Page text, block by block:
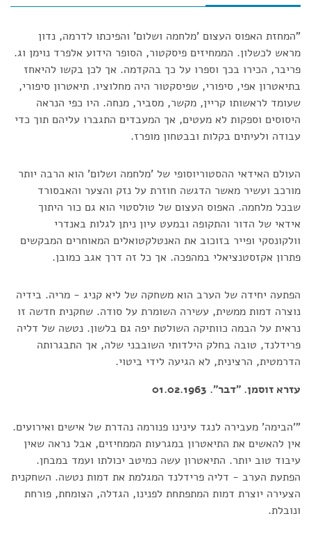
"המחזת האפוס העצום 'מלחמה ושלום' והפיכתו לדרמה, נדון
מראש לכשלון. הממחיזים פיסקטור, הסופר הידוע אלפרד נוימן וג.
פריבר, הכירו בכך וספרו על כך בהקדמה. אך לכן בקשו להיאחז
בתיאטרון אפי, סיפורי, שפיסקטור היה מחלוציו. תיאטרון סיפורי,
שעומד לראשותו קריין, מקשר, מסביר, מנחה. היו כפי הנראה
היסוסים וספקות לא מעטים, אך המעבדים התגברו עליהם תוך כדי
עבודה ולעיתים בקלות ובבטחון מופרז.
העולם האידאי ההסטוריוסופי של 'מלחמה ושלום' הוא הרבה יותר
מורכב ועשיר מאשר הדגשה חוזרת על נזק והצער והאבסורד
שבכל מלחמה. האפוס העצום של טולסטוי הוא גם כור היתוך
אידאי של הדור והתקופה ובמעט עיון ניתן לגלות באנדרי
וולקונסקי ופייר בזוכוב את האנטלקטואלים המאוחרים המבקשים
פתרון אקזסטנציאלי במהפכה. אך כל זה דרך אגב כמובן.
הפתעה יחידה של הערב הוא משחקה של ליא קניג - מריה. בידיה
נוצרה דמות ממשית, עשירה השומרת על סודה. שחקנית חדשה זו
נראית על הבמה כוותיקה השולטת יפה גם בלשון. נטשה של דליה
פרידלנד, טובה בחלק הילדותי השובבני שלה, אך התבגרותה
הדרמטית, הרצינית, לא הגיעה לידי ביטוי.
עזרא זוסמן. "דבר". 01.02.1963
"'הבימה' מעבירה לנגד עינינו פנורמה נהדרת של אישים ואירועים.
אין להאשים את התיאטרון במגרעות הממחיזים, אבל נראה שאין
עיבוד טוב יותר. התיאטרון עשה כמיטב יכולתו ועמד במבחן.
הפתעת הערב - דליה פרידלנד המגלמת את דמות נטשה. השחקנית
הצעירה יוצרת דמות המתפתחת לפנינו, הגדלה, הצומחת, פורחת
ונובלת.